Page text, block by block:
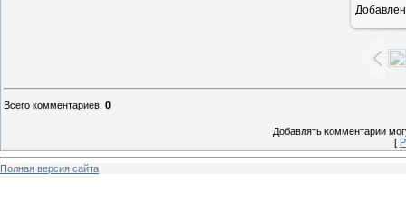
Всего комментариев: 0
Добавлять комментарии
[
Полная версия сайта